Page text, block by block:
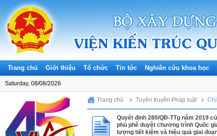
Trang chủ Giới thiệu Tổ chức Tin tức Nghiên cứu khoa học
Saturday, 08/08/2026
Trang chủ Tuyên truyền Pháp luật
Quyết định 280/QĐ-TTg năm 2019
phủ phê duyệt chương trình Quốc
lượng tiết kiệm và hiệu quả giai